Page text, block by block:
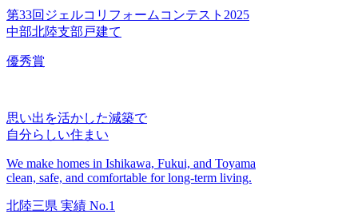
第33回ジェルコリフォームコンテスト2025
中部北陸支部戸建て
優秀賞
思い出を活かした減築で
自分らしい住まい
We make homes in Ishikawa, Fukui, and Toyama
clean, safe, and comfortable for long-term living.
北陸三県 実績 No.1